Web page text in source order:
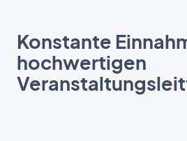
Konstante
hochwertigen